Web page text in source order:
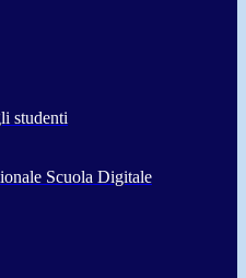
studenti
Scuola Digitale